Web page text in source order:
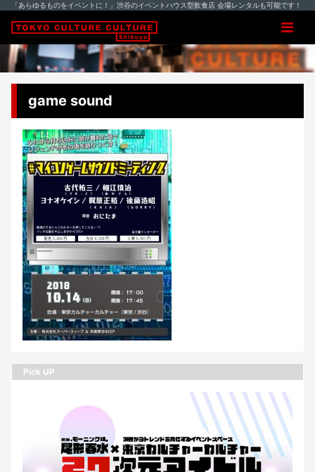
「あらゆるものをイベントに！」渋谷のイベントハウス型飲食店 会場レンタルも可能です！
game sound
Pick UP